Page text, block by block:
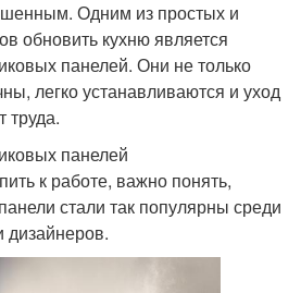
Одним из простых и
обновить кухню является
панелей. Они не только
легко устанавливаются и уход
труда.
панелей
к работе, важно понять,
стали так популярны среди